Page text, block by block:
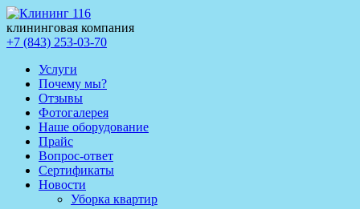
клининговая компания
+7 (843) 253-03-70
Услуги
Почему мы?
Отзывы
Фотогалерея
Наше оборудование
Прайс
Вопрос-ответ
Сертификаты
Новости
Уборка квартир